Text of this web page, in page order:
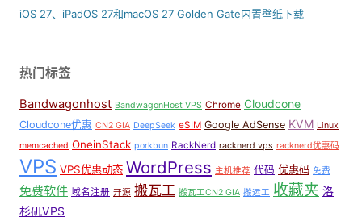
iOS 27、iPadOS 27和macOS 27 Golden Gate内置壁纸下载
热门标签
Bandwagonhost BandwagonHost VPS Chrome Cloudcone
Cloudcone优惠 CN2 GIA DeepSeek eSIM Google AdSense KVM Linux
memcached OneinStack porkbun RackNerd racknerd vps racknerd优惠码
VPS VPS优惠动态 WordPress 主机推荐 代码 优惠码 免费
免费软件 域名注册 开源 搬瓦工 搬瓦工CN2 GIA 搬运工 收藏夹 洛
杉矶VPS